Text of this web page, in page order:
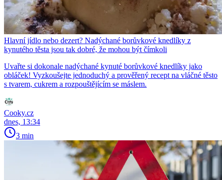
Hlavní jídlo nebo dezert? Nadýchané borůvkové knedlíky z
kynutého těsta jsou tak dobré, že mohou být čímkoli
Uvařte si dokonale nadýchané kynuté borůvkové knedlíky jako
obláček! Vyzkoušejte jednoduchý a prověřený recept na vláčné těsto
s tvarem, cukrem a rozpouštějícím se máslem.
Cooky.cz
dnes, 13:34
3 min